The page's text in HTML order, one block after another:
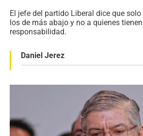
El jefe del partido Liberal dice que
los de más abajo y no a quienes
responsabilidad.
Daniel Jerez